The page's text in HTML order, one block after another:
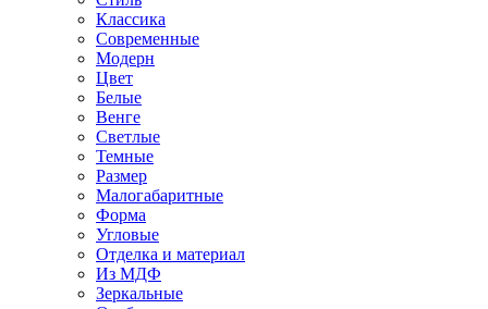
Классика
Современные
Модерн
Цвет
Белые
Венге
Светлые
Темные
Размер
Малогабаритные
Форма
Угловые
Отделка и материал
Из МДФ
Зеркальные